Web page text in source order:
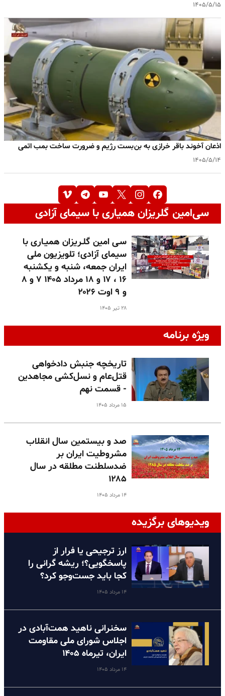
۱۴۰۵/۵/۱۵
اذعان آخوند باقر خرازی به بن‌بست رژیم و ضرورت ساخت بمب اتمی
۱۴۰۵/۵/۱۴
سی‌امین گلریزان همیاری با سیمای آزادی
سـی امین گلـریزان همیـاری با
سیمای آزادی؛ تلویزیون ملی
ایران جمعه، شنبه و یکشنبه
۱۶ ، ۱۷ و ۱۸ مرداد ۱۴۰۵ ۷ و ۸
و ۹ اوت ۲۰۲۶
۲۸ تیر ۱۴۰۵
ویژه برنامه
تاریخچه جنبش دادخواهی
قتل‌عام و نسل‌کشی مجاهدین
- قسمت نهم
۱۵ مرداد ۱۴۰۵
صد و بیستمین سال انقلاب
مشروطیت ایران بر
ضدسلطنت مطلقه در سال
۱۲۸۵
۱۴ مرداد ۱۴۰۵
ویدیوهای برگزیده
ارز ترجیحی یا فرار از
پاسخگویی؟؛ ریشه گرانی را
کجا باید جست‌وجو کرد؟
۱۴ مرداد ۱۴۰۵
سخنرانی ناهید همت‌آبادی در
اجلاس شورای ملی مقاومت
ایران، تیرماه ۱۴۰۵
۱۴ مرداد ۱۴۰۵